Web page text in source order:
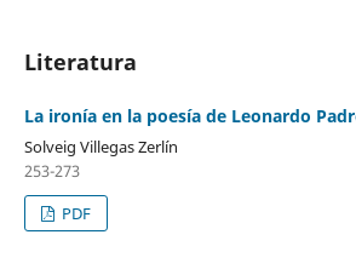
Literatura
La ironía en la poesía de Leonardo
Solveig Villegas Zerlín
253-273
PDF